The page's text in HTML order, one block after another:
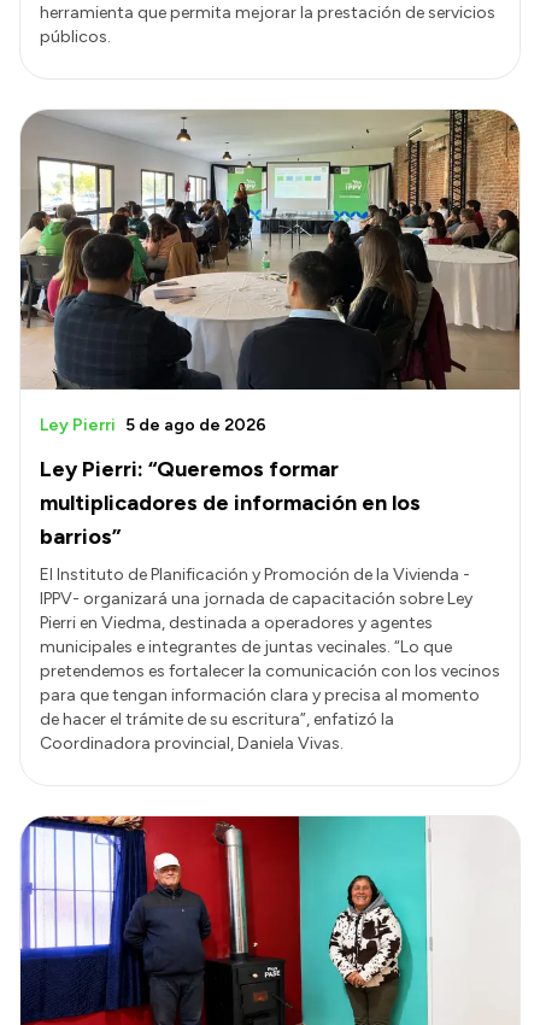
herramienta que permita mejorar la prestación de servicios
públicos.
Ley Pierri: “Queremos formar
multiplicadores de información en los
barrios”
Ley Pierri 5 de ago de 2026
El Instituto de Planificación y Promoción de la Vivienda -
IPPV- organizará una jornada de capacitación sobre Ley
Pierri en Viedma, destinada a operadores y agentes
municipales e integrantes de juntas vecinales. “Lo que
pretendemos es fortalecer la comunicación con los vecinos
para que tengan información clara y precisa al momento
de hacer el trámite de su escritura”, enfatizó la
Coordinadora provincial, Daniela Vivas.